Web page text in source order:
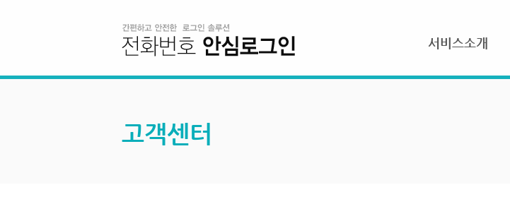
서비스소개
고객센터